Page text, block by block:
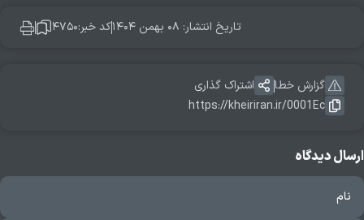
تاریخ انتشار: ۰۸ بهمن ۱۴۰۴ کد خبر:۴۷۵۰
https://kheiriran.ir/0001Ec
گزارش خطا اشتراک گذاری
ارسال دیدگاه